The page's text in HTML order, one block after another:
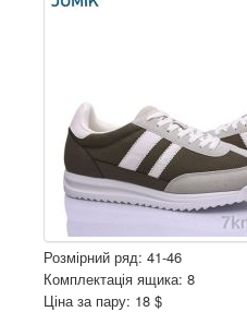
Розмірний ряд: 41-46
Комплектація ящика: 8
Ціна за пару: 18 $